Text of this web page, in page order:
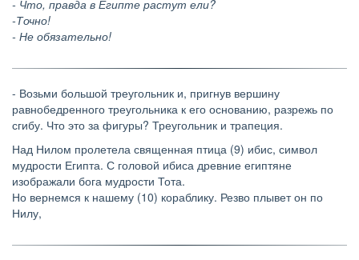
- Что, правда в Египте растут ели?
-Точно!
- Не обязательно!
- Возьми большой треугольник и, пригнув вершину
равнобедренного треугольника к его основанию, разрежь по
сгибу. Что это за фигуры? Треугольник и трапеция.
Над Нилом пролетела священная птица (9) ибис, символ
мудрости Египта. С головой ибиса древние египтяне
изображали бога мудрости Тота.
Но вернемся к нашему (10) кораблику. Резво плывет он по
Нилу,